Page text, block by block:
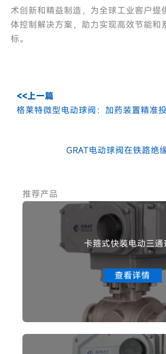
术创新和精益制造，为全球工业客户提
体控制解决方案，助力实现高效节能和
标。
<<上一篇
格莱特微型电动球阀：加药装置精准
GRAT电动球阀在铁路绝
推荐产品
卡箍式快装电动三通
查看详情